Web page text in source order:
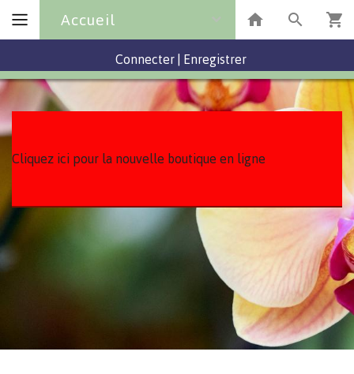
Accueil
Connecter Enregistrer
Cliquez ici pour la nouvelle boutique en ligne